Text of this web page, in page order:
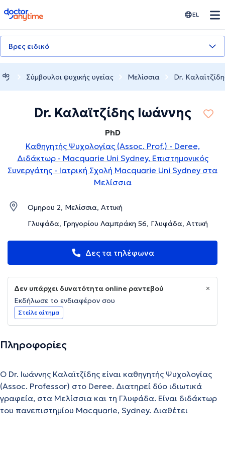
doctoranytime EL
Βρες ειδικό
Σύμβουλοι ψυχικής υγείας Μελίσσια Dr.
Dr. Καλαϊτζίδης Ιωάννης
PhD
Καθηγητής Ψυχολογίας (Assoc. Prof.) - Deree,
Διδάκτωρ - Macquarie Uni Sydney, Επιστημονικός
Συνεργάτης - Ιατρική Σχολή Macquarie Uni Sydney στα
Μελίσσια
Ομηρου 2, Μελίσσια, Αττική
Γλυφάδα, Γρηγορίου Λαμπράκη 56, Γλυφάδα, Αττική
Δες τα τηλέφωνα
Δεν υπάρχει δυνατότητα online ραντεβού
Εκδήλωσε το ενδιαφέρον σου
Στείλε αίτημα
Πληροφορίες
Ο Dr. Ιωάννης Καλαϊτζίδης είναι καθηγητής Ψυχολογίας
(Assoc. Professor) στο Deree. Διατηρεί δύο ιδιωτικά
γραφεία, στα Μελίσσια και τη Γλυφάδα. Είναι διδάκτωρ
του πανεπιστημίου Macquarie, Sydney. Διαθέτει